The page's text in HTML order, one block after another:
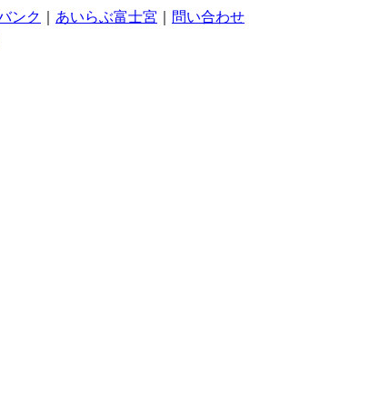
ンク あいらぶ富士宮
問い合わせ